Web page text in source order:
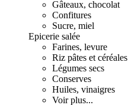
Gâteaux, chocolat
Confitures
Sucre, miel
Epicerie salée
Farines, levure
Riz pâtes et céréales
Légumes secs
Conserves
Huiles, vinaigres
Voir plus...